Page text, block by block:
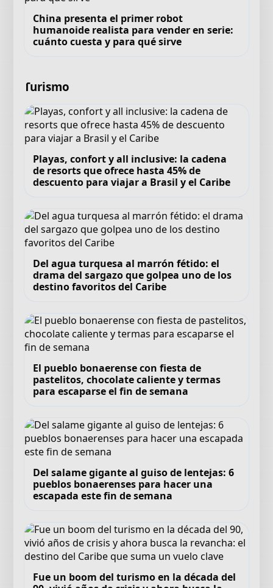
China presenta el primer robot
humanoide realista para vender en serie:
cuánto cuesta y para qué sirve
Turismo
Playas, confort y all inclusive: la cadena
de resorts que ofrece hasta 45% de
descuento para viajar a Brasil y el Caribe
Del agua turquesa al marrón fétido: el
drama del sargazo que golpea uno de los
destino favoritos del Caribe
El pueblo bonaerense con fiesta de
pastelitos, chocolate caliente y termas
para escaparse el fin de semana
Del salame gigante al guiso de lentejas: 6
pueblos bonaerenses para hacer una
escapada este fin de semana
Fue un boom del turismo en la década del